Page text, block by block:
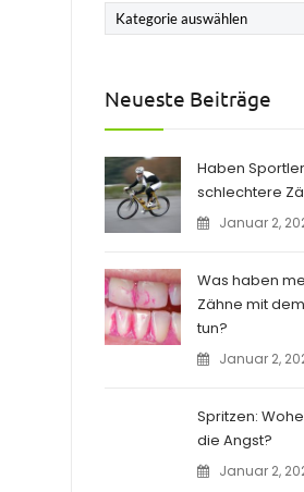
Kategorien
Neueste Beiträge
Haben Sportler
schlechtere
Januar 2,
Was haben
Zähne mit
tun?
Januar 2,
Spritzen:
die Angst?
Januar 2,